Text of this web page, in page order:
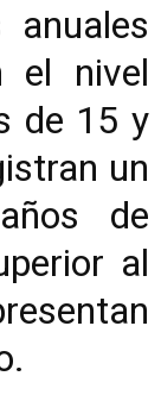
anuales
el nivel
de 15 y
un
de
al